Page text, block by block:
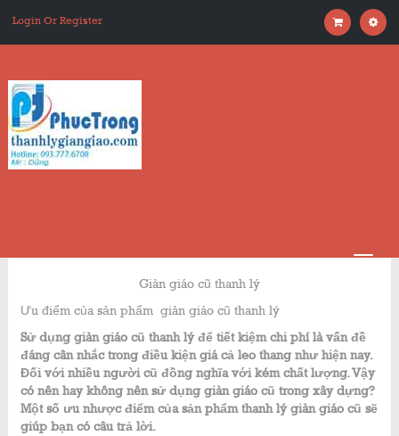
Login Or Register
Giàn giáo cũ thanh lý
Ưu điểm của sản phẩm giàn giáo cũ thanh lý
Sử dụng giàn giáo cũ thanh lý để tiết kiệm chi phí là vấn đề
đáng cân nhắc trong điều kiện giá cả leo thang như hiện nay.
Đối với nhiều người cũ đồng nghĩa với kém chất lượng. Vậy
có nên hay không nên sử dụng giàn giáo cũ trong xây dựng?
Một số ưu nhược điểm của sản phẩm thanh lý giàn giáo cũ sẽ
giúp bạn có câu trả lời.